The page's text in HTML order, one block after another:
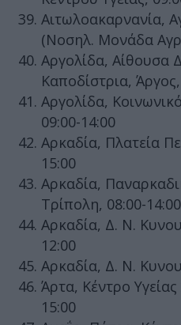
Αιτωλοακαρνανία,
(Νοσηλ. Μονάδα
Αργολίδα, Αίθουσα
Καποδίστρια,
Αργολίδα,
09:00-14:00
Αρκαδία, Πλατεία
15:00
Αρκαδία,
Τρίπολη, 08:00-14:00
Αρκαδία, Δ. Ν.
12:00
Αρκαδία, Δ. Ν.
Άρτα, Κέντρο
15:00